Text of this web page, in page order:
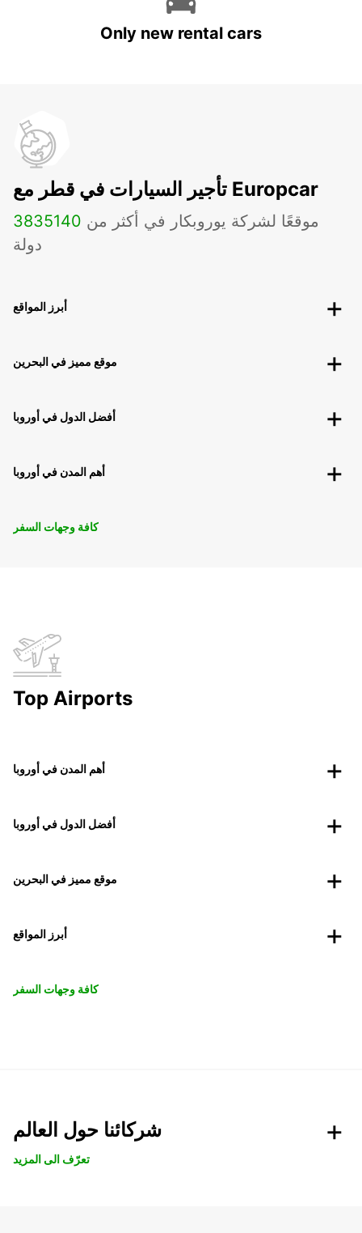
Only new rental cars
تأجير السيارات في قطر مع Europcar
3835 موقعًا لشركة يوروبكار في أكثر من 140
دولة
أبرز المواقع
موقع مميز في البحرين
أفضل الدول في أوروبا
أهم المدن في أوروبا
كافة وجهات السفر
Top Airports
أهم المدن في أوروبا
أفضل الدول في أوروبا
موقع مميز في البحرين
أبرز المواقع
كافة وجهات السفر
شركائنا حول العالم
تعرّف الى المزيد